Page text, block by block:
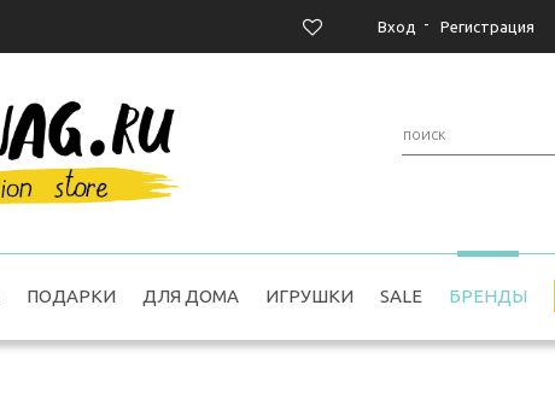
Вход - Регистрация
ПОДАРКИ ДЛЯ ДОМА ИГРУШКИ SALE БРЕНДЫ